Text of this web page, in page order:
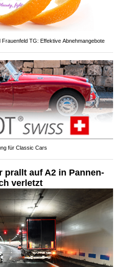
TG: Effektive Abnehmangebote
für Classic Cars
prallt auf A2 in Pannen-
verletzt